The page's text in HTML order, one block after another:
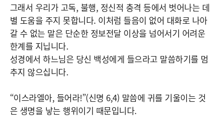
그래서 우리가 고독, 불행, 정신적 충격 등에서 벗어나는 데
별 도움을 주지 못합니다. 이처럼 들음이 없어 대화로 나아
갈 수 없는 말은 단순한 정보전달 이상을 넘어서기 어려운
한계를 지닙니다.
성경에서 하느님은 당신 백성에게 들으라고 말씀하기를 멈
추지 않으십니다.
“이스라엘아, 들어라!”(신명 6,4) 말씀에 귀를 기울이는 것
은 생명을 낳는 행위이기 때문입니다.